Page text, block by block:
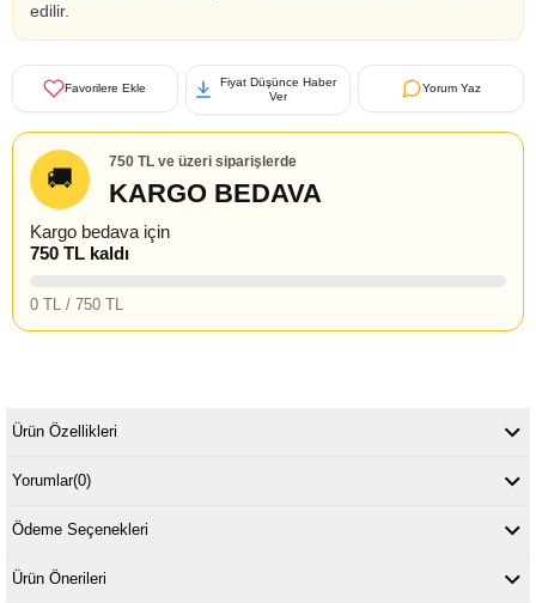
edilir.
Favorilere Ekle
Fiyat Düşünce Haber
Ver
Yorum Yaz
🚚
750 TL ve üzeri siparişlerde
KARGO BEDAVA
Kargo bedava için
750 TL kaldı
0 TL / 750 TL
Ürün Özellikleri
Yorumlar(0)
Ödeme Seçenekleri
Ürün Önerileri